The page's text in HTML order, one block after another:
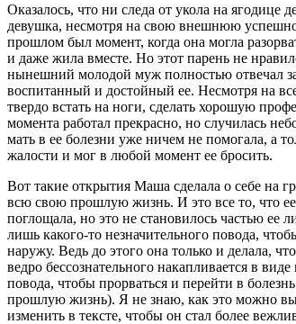
Оказалось, что ни следа от укола на
девушка, несмотря на свою внешнюю
прошлом был момент, когда она могла
и даже жила вместе. Но этот парень не
нынешний молодой муж полностью отвечал
воспитанный и достойный ее. Несмотря на
твердо встать на ноги, сделать хорошую
момента работал прекрасно, но случилась
мать в ее болезни уже ничем не помогала, а
жалости и мог в любой
Вот такие открытия Маша сделала о себе на
всю свою прошлую жизнь. И это все то, что ее
поглощала, но это не становилось частью ее
лишь какого-то незначительного повода,
наружу. Ведь до этого она только и делала,
ведро бессознательного накапливается в
повода, чтобы прорваться и перейти в
прошлую жизнь). Я не знаю, как это можно
изменить в тексте, чтобы он